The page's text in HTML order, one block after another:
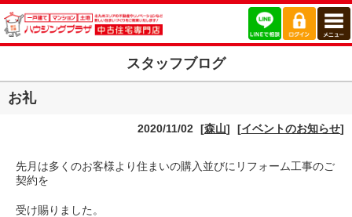
スタッフブログ
お礼
2020/11/02 [森山] [イベントのお知らせ]
先月は多くのお客様より住まいの購入並びにリフォーム工事のご
契約を
受け賜りました。